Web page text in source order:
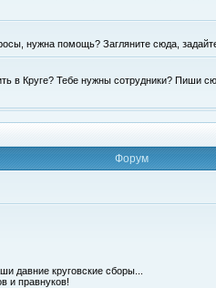
нужна помощь? Загляните сюда,
в Круге? Тебе нужны сотрудники? Пиши
Форум
давние круговские сборы...
и правнуков!